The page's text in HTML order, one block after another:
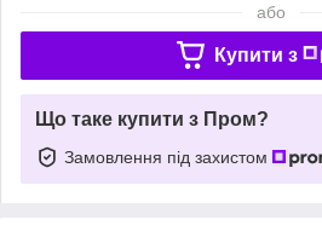
або
Купити з
Що таке купити з Пром?
Замовлення під захистом